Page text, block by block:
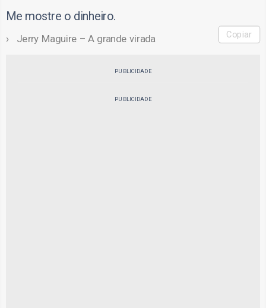
Me mostre o dinheiro.
Jerry Maguire – A grande virada Copiar
PUBLICIDADE
PUBLICIDADE